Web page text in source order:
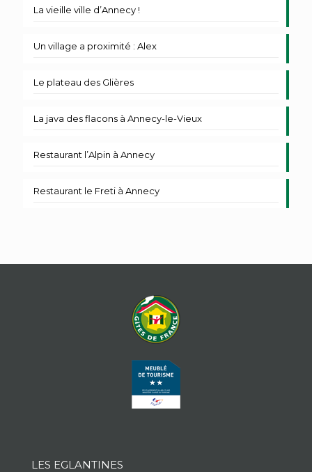
La vieille ville d’Annecy !
Un village a proximité : Alex
Le plateau des Glières
La java des flacons à Annecy-le-Vieux
Restaurant l’Alpin à Annecy
Restaurant le Freti à Annecy
LES EGLANTINES